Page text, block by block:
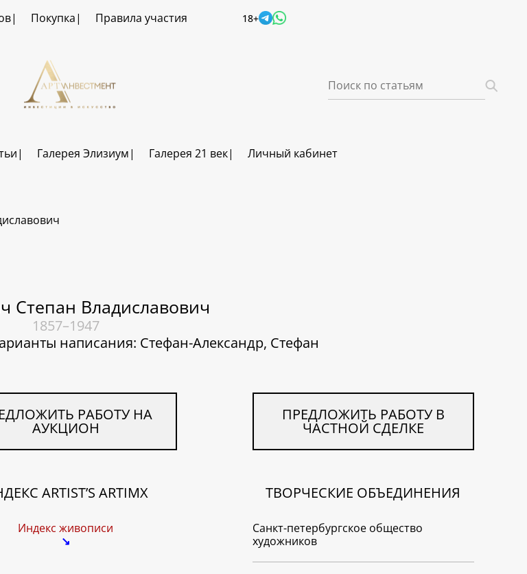
Покупка Правила участия 18+
Галерея Элизиум Галерея 21 век Личный кабинет
Степан Владиславович
1857–1947
написания: Стефан-Александр, Стефан
РАБОТУ НА
АУКЦИОН
ПРЕДЛОЖИТЬ РАБОТУ В
ЧАСТНОЙ СДЕЛКЕ
ARTIST’S ARTIMX
Индекс живописи
↘
ТВОРЧЕСКИЕ ОБЪЕДИНЕНИЯ
Санкт-петербургское общество
художников